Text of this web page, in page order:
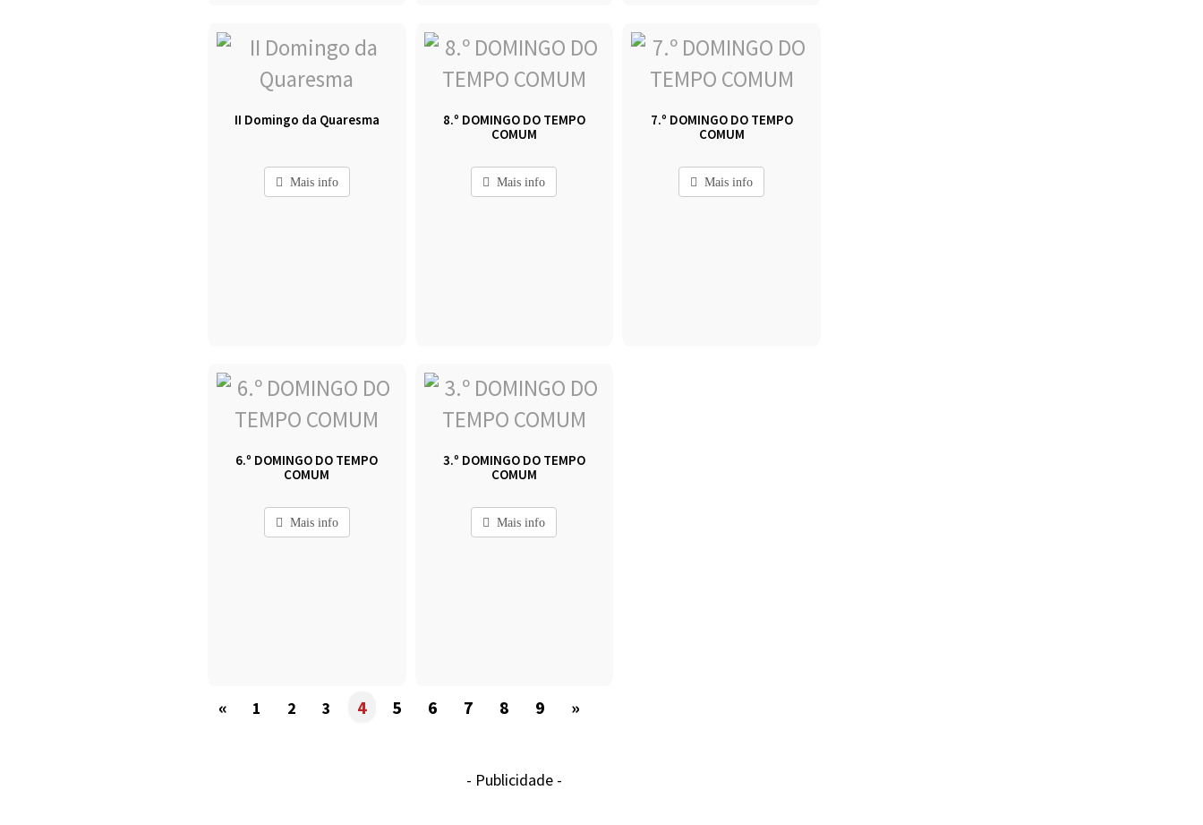
II Domingo da Quaresma
Mais info
8.º DOMINGO DO TEMPO
COMUM
Mais info
7.º DOMINGO DO TEMPO
COMUM
Mais info
6.º DOMINGO DO TEMPO
COMUM
Mais info
3.º DOMINGO DO TEMPO
COMUM
Mais info
« 1 2 3 4 5 6 7 8 9 »
- Publicidade -